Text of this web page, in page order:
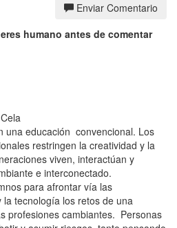
Enviar Comentario
humano antes de comentar
una educación convencional. Los
restringen la creatividad y la
viven, interactúan y
e interconectado.
para afrontar vía las
tecnología los retos de una
profesiones cambiantes. Personas